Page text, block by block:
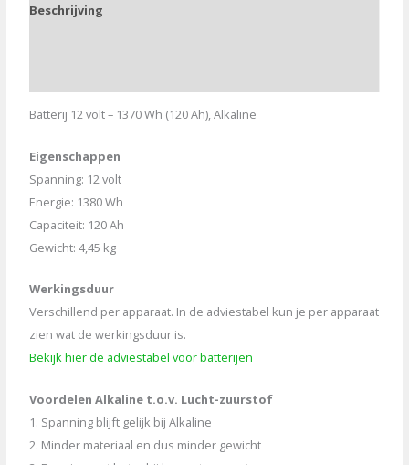
AH,
Beschrijving
Batterij 12 volt – 1370 Wh (120 Ah), Alkaline
Eigenschappen
Spanning: 12 volt
Energie: 1380 Wh
Capaciteit: 120 Ah
Gewicht: 4,45 kg
Werkingsduur
Verschillend per apparaat. In de adviestabel kun je per apparaat
zien wat de werkingsduur is.
Bekijk hier de adviestabel voor batterijen
Voordelen Alkaline t.o.v. Lucht-zuurstof
1. Spanning blijft gelijk bij Alkaline
2. Minder materiaal en dus minder gewicht